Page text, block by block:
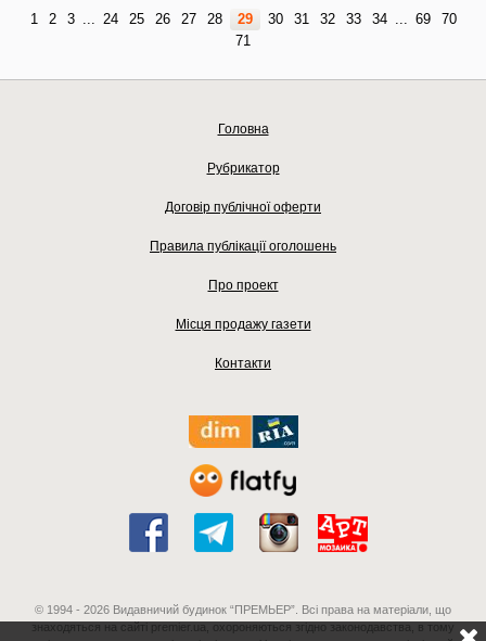
1 2 3 ... 24 25 26 27 28 29 30 31 32 33 34 ... 69
70
71
Головна
Рубрикатор
Договір публічної оферти
Правила публікації оголошень
Про проект
Місця продажу газети
Контакти
© 1994 - 2026 Видавничий будинок “ПРЕМЬЕР”. Всі права на матеріали, що
знаходяться на сайті premier.ua, охороняються згідно законодавства, в тому